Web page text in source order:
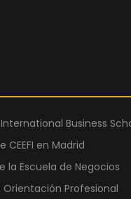
International Business
CEEFI en Madrid
la Escuela de Negocios
Orientación Profesional